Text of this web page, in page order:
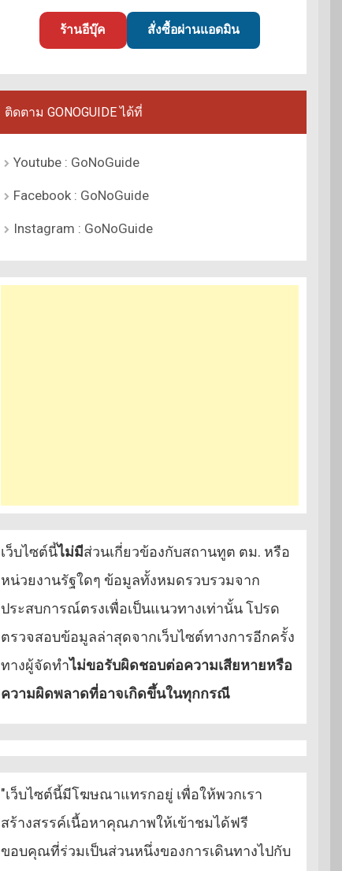
ร้านอีบุ๊ค สั่งซื้อผ่านแอดมิน
ติดตาม GONOGUIDE ได้ที่
Youtube : GoNoGuide
Facebook : GoNoGuide
Instagram : GoNoGuide
เว็บไซต์นี้ไม่มีส่วนเกี่ยวข้องกับสถานทูต ตม. หรือ
หน่วยงานรัฐใดๆ ข้อมูลทั้งหมดรวบรวมจาก
ประสบการณ์ตรงเพื่อเป็นแนวทางเท่านั้น โปรด
ตรวจสอบข้อมูลล่าสุดจากเว็บไซต์ทางการอีกครั้ง
ทางผู้จัดทำไม่ขอรับผิดชอบต่อความเสียหายหรือ
ความผิดพลาดที่อาจเกิดขึ้นในทุกกรณี
"เว็บไซต์นี้มีโฆษณาแทรกอยู่ เพื่อให้พวกเรา
สร้างสรรค์เนื้อหาคุณภาพให้เข้าชมได้ฟรี
ขอบคุณที่ร่วมเป็นส่วนหนึ่งของการเดินทางไปกับ